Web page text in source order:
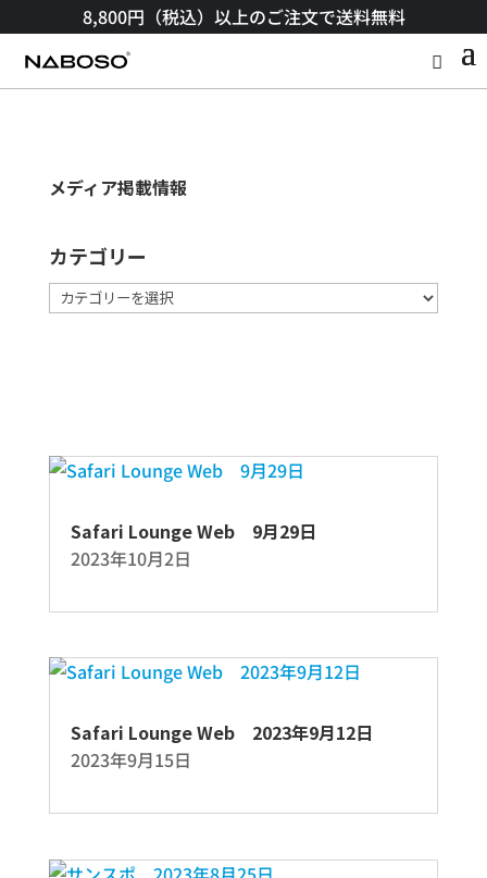
8,800円（税込）以上のご注文で送料無料​
メディア掲載情報
カテゴリー
カ
Safari Lounge Web 9月29日
2023年10月2日
Safari Lounge Web 2023年9月12日
2023年9月15日